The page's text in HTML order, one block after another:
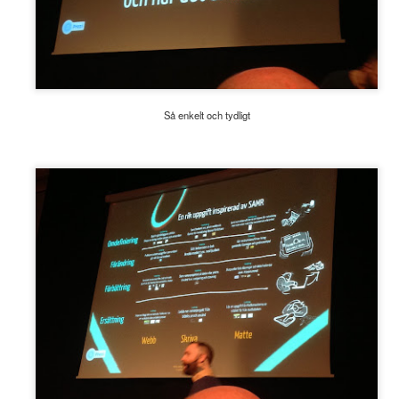
Så enkelt och tydligt
svenskt uttal
I går släppte Oribi det nya digitala verktyget Uttalsarkivet för att
svenskt uttal. Programmet vänder sig särskilt till personer som
träning av svenskt uttal inom svenska som andraspråk och kan
av både lärare och elever på Sfi, vuxenutbildningen och
övriga program och i grundskolan.
Kampanj för rättvisare nationella prov
Bild: Katie Gerrard/Unsplash Dyslexirörelsen i Sverige startar idag
kampanjen ”Rättvisa nationella prov” för att det ska bli lika
för elever med dyslexi att få använda sina hjälpmedel i alla
av skolundervisningen, som det är för synnedsatta personer att få
det. Genom kampanjen vill vi förändra synen på vad läsning är.